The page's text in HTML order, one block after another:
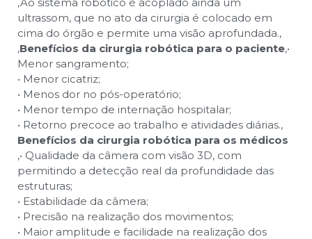
ultrassom, que no ato da cirurgia é colocado em
cima do órgão e permite uma visão aprofundada.,
,Benefícios da cirurgia robótica para o paciente,•
Menor sangramento;
• Menor cicatriz;
• Menos dor no pós-operatório;
• Menor tempo de internação hospitalar;
• Retorno precoce ao trabalho e atividades diárias.,
Benefícios da cirurgia robótica para os médicos
,• Qualidade da câmera com visão 3D, com
permitindo a detecção real da profundidade das
estruturas;
• Estabilidade da câmera;
• Precisão na realização dos movimentos;
• Maior amplitude e facilidade na realização dos